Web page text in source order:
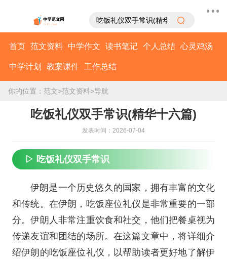
首页 范文资料 中学作文 读书笔记 个人总结 心灵鸡汤
中学计划 教案课件 工作总结
你的位置： 范文>范文资料>导航
吃饭礼仪双手常识(精华十六篇)
发表时间：2026-07-04
▷ 吃饭礼仪双手常识
伊朗是一个历史悠久的国家，拥有丰富的文化
和传统。在伊朗，吃饭座位礼仪是非常重要的一部
分。伊朗人非常注重饮食和社交，他们把餐桌视为
传递友谊和团结的场所。在这篇文章中，将详细介
绍伊朗的吃饭座位礼仪，以帮助读者更好地了解伊